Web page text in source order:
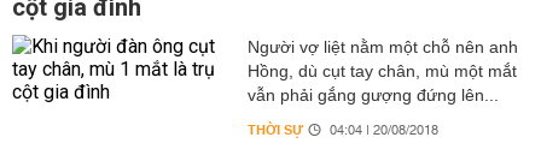
cột gia đình
Người vợ liệt nằm một chỗ nên anh
Hồng, dù cụt tay chân, mù một mắt
vẫn phải gắng gượng đứng lên...
THỜI SỰ 04:04 | 20/08/2018